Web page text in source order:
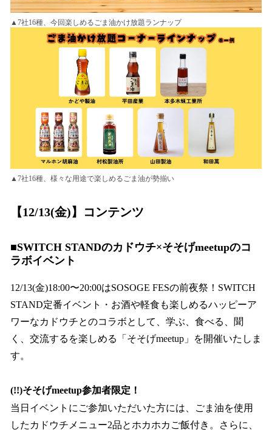
▲7社16種、今回楽しめるごま油かけ放題ランナップ
▲7社16種、様々な用途で楽しめるごま油が勢揃い
【12/13(金)】コンテンツ
■SWITCH STANDのカドウチ×そそげmeetupのコ
ラボイベント
12/13(金)18:00〜20:00はSOSOGE FESの前夜祭！SWITCH
STAND定番イベント・お酒や軽食も楽しめるハッピーア
ワーなカドウチとのコラボとして、学ぶ、食べる、聞
く、交流するを楽しめる「そそげmeetup」を開催いたしま
す。
(!!)そそげmeetup参加者限定！
当日イベントにご参加いただいた方には、ごま油を使用
したカドウチメニュー2品とホカホカご飯付き。さらに、